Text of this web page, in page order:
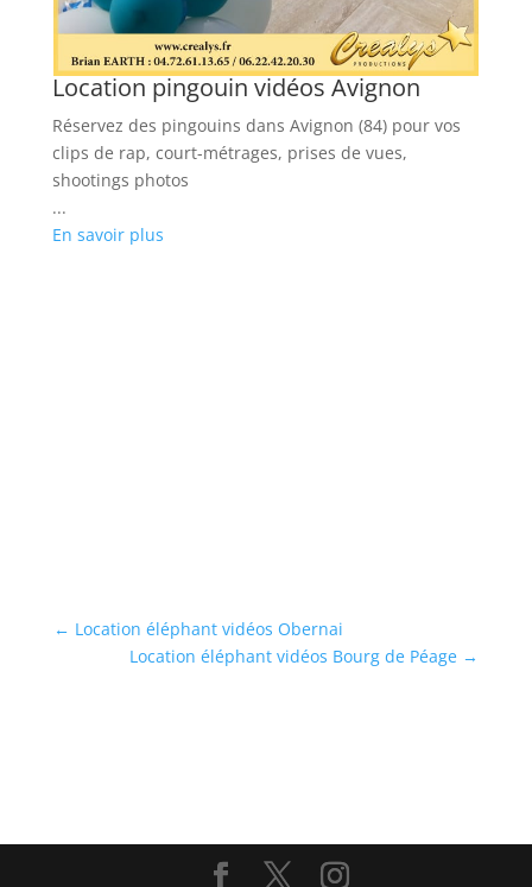
Location pingouin vidéos Avignon
Réservez des pingouins dans Avignon (84) pour vos
clips de rap, court-métrages, prises de vues,
shootings photos
...
En savoir plus
← Location éléphant vidéos Obernai
Location éléphant vidéos Bourg de Péage →